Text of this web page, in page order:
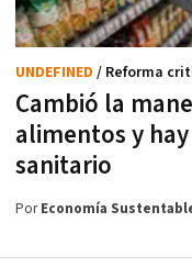
Cambió la
alimentos y
sanitario
UNDEFINED / Reforma
PorEconomía